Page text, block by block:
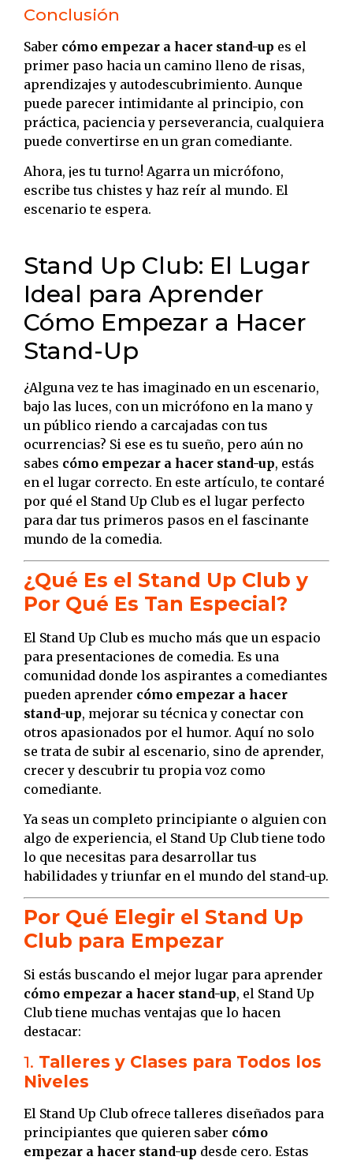
Conclusión
Saber cómo empezar a hacer stand-up es el
primer paso hacia un camino lleno de risas,
aprendizajes y autodescubrimiento. Aunque
puede parecer intimidante al principio, con
práctica, paciencia y perseverancia, cualquiera
puede convertirse en un gran comediante.
Ahora, ¡es tu turno! Agarra un micrófono,
escribe tus chistes y haz reír al mundo. El
escenario te espera.
Stand Up Club: El Lugar
Ideal para Aprender
Cómo Empezar a Hacer
Stand-Up
¿Alguna vez te has imaginado en un escenario,
bajo las luces, con un micrófono en la mano y
un público riendo a carcajadas con tus
ocurrencias? Si ese es tu sueño, pero aún no
sabes cómo empezar a hacer stand-up, estás
en el lugar correcto. En este artículo, te contaré
por qué el Stand Up Club es el lugar perfecto
para dar tus primeros pasos en el fascinante
mundo de la comedia.
¿Qué Es el Stand Up Club y
Por Qué Es Tan Especial?
El Stand Up Club es mucho más que un espacio
para presentaciones de comedia. Es una
comunidad donde los aspirantes a comediantes
pueden aprender cómo empezar a hacer
stand-up, mejorar su técnica y conectar con
otros apasionados por el humor. Aquí no solo
se trata de subir al escenario, sino de aprender,
crecer y descubrir tu propia voz como
comediante.
Ya seas un completo principiante o alguien con
algo de experiencia, el Stand Up Club tiene todo
lo que necesitas para desarrollar tus
habilidades y triunfar en el mundo del stand-up.
Por Qué Elegir el Stand Up
Club para Empezar
Si estás buscando el mejor lugar para aprender
cómo empezar a hacer stand-up, el Stand Up
Club tiene muchas ventajas que lo hacen
destacar:
1. Talleres y Clases para Todos los
Niveles
El Stand Up Club ofrece talleres diseñados para
principiantes que quieren saber cómo
empezar a hacer stand-up desde cero. Estas